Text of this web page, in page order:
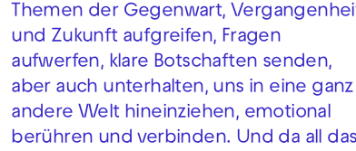
Themen der Gegenwart,
und Zukunft aufgreifen, Fragen
aufwerfen, klare Botschaften senden,
aber auch unterhalten, uns in eine ganz
andere Welt hineinziehen, emotional
berühren und verbinden. Und da all